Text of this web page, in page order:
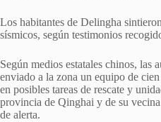
Los habitantes de Delingha
sísmicos, según testimonios
Según medios estatales chinos, las
enviado a la zona un equipo de
en posibles tareas de rescate y
provincia de Qinghai y de su
de alerta.